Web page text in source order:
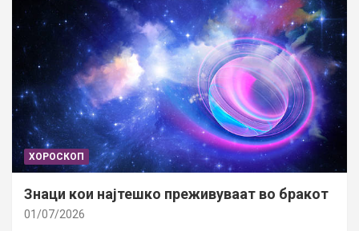
ХОРОСКОП
Знаци кои најтешко преживуваат во бракот
01/07/2026